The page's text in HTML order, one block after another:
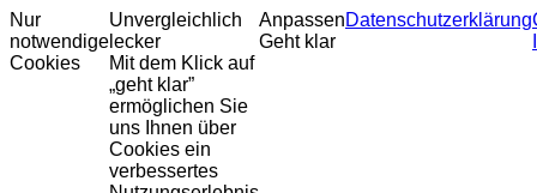
Nur
notwendige
Cookies
Unvergleichlich
lecker
Mit dem Klick auf
„geht klar”
ermöglichen Sie
uns Ihnen über
Cookies ein
verbessertes
Anpassen
Geht klar
Datenschutzerklärung